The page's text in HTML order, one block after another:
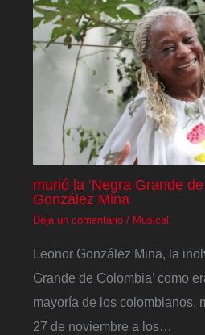
murió la ‘Negra Grande
González Mina
Deja un comentario / Musical
Leonor González Mina, la
Grande de Colombia’ como
mayoría de los colombianos,
27 de noviembre a los…